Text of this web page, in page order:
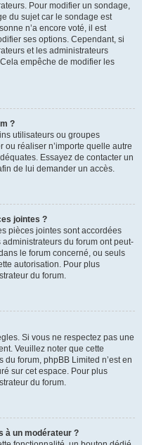
Pour modifier un sondage,
du sujet car le sondage est
n’a encore voté, il est
ses options. Cependant, si
et les administrateurs
empêche de modifier les
?
utilisateurs ou groupes
ou réaliser n’importe quelle autre
Essayez de contacter un
de lui demander un accès.
jointes ?
pièces jointes sont accordées
du forum ont peut-
le forum concerné, ou seuls
autorisation. Pour plus
du forum.
Si vous ne respectez pas une
Veuillez noter que cette
du forum, phpBB Limited n’est en
sur cet espace. Pour plus
du forum.
à un modérateur ?